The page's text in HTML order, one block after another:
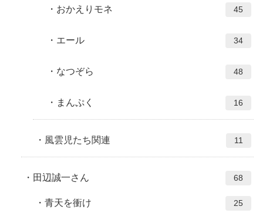
おかえりモネ 45
エール 34
なつぞら 48
まんぷく 16
風雲児たち関連 11
田辺誠一さん 68
青天を衝け 25